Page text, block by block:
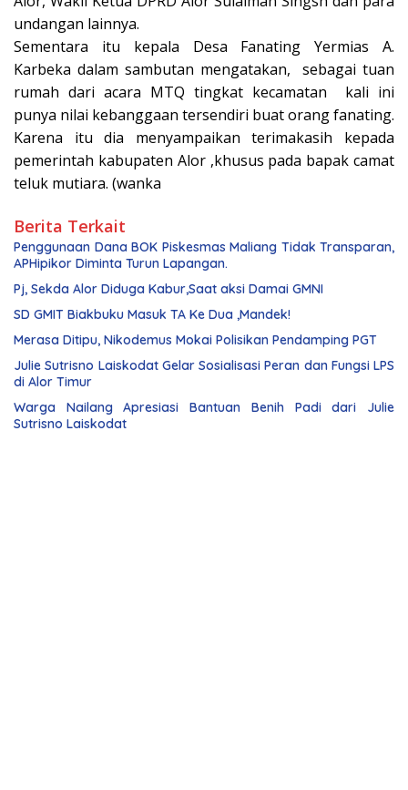
undangan lainnya.
Sementara itu kepala Desa Fanating Yermias A.
Karbeka dalam sambutan mengatakan, sebagai tuan
rumah dari acara MTQ tingkat kecamatan kali ini
punya nilai kebanggaan tersendiri buat orang fanating.
Karena itu dia menyampaikan terimakasih kepada
pemerintah kabupaten Alor ,khusus pada bapak camat
teluk mutiara. (wanka
Berita Terkait
Penggunaan Dana BOK Piskesmas Maliang Tidak Transparan,
APHipikor Diminta Turun Lapangan.
Pj, Sekda Alor Diduga Kabur,Saat aksi Damai GMNI
SD GMIT Biakbuku Masuk TA Ke Dua ,Mandek!
Merasa Ditipu, Nikodemus Mokai Polisikan Pendamping PGT
Julie Sutrisno Laiskodat Gelar Sosialisasi Peran dan Fungsi LPS
di Alor Timur
Warga Nailang Apresiasi Bantuan Benih Padi dari Julie
Sutrisno Laiskodat